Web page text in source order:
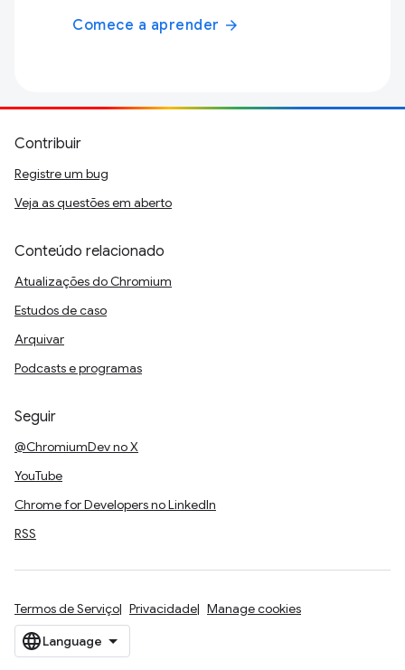
Comece a aprender arrow_forward
Contribuir
Registre um bug
Veja as questões em aberto
Conteúdo relacionado
Atualizações do Chromium
Estudos de caso
Arquivar
Podcasts e programas
Seguir
@ChromiumDev no X
YouTube
Chrome for Developers no LinkedIn
RSS
Termos de Serviço Privacidade Manage cookies